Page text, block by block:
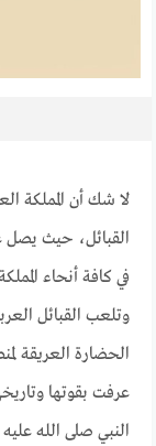
لا شك أن المملكة
في كافة أنحاء
وتلعب القبائل
الحضارة العريقة
عرفت بقوتها
النبي صلى الله